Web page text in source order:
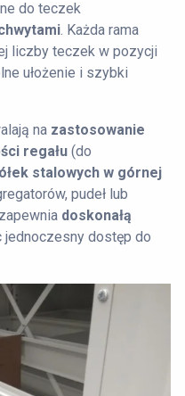
do teczek
. Każda rama
liczby teczek w pozycji
ułożenie i szybki
na zastosowanie
regału (do
stalowych w górnej
pudeł lub
doskonałą
jednoczesny dostęp do